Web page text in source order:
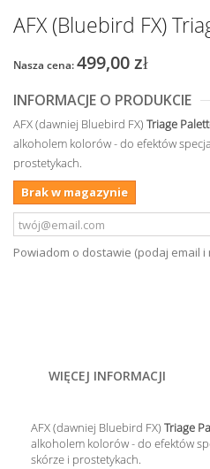
AFX (Bluebird FX)
Nasza cena: 499,00 zł
INFORMACJE O PRODUKCIE
AFX (dawniej Bluebird FX) Triage
alkoholem kolorów - do efektów
prostetykach.
Brak w magazynie
Powiadom o dostawie (podaj email i
WIĘCEJ INFORMACJI
AFX (dawniej Bluebird FX) Triage
alkoholem kolorów - do efektów
skórze i prostetykach.